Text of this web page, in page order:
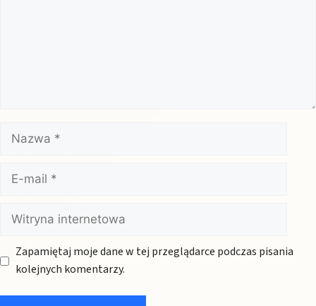
Nazwa
mail
Witryna
internetowa
Zapamiętaj moje dane w tej przeglądarce podczas pisania
kolejnych komentarzy.